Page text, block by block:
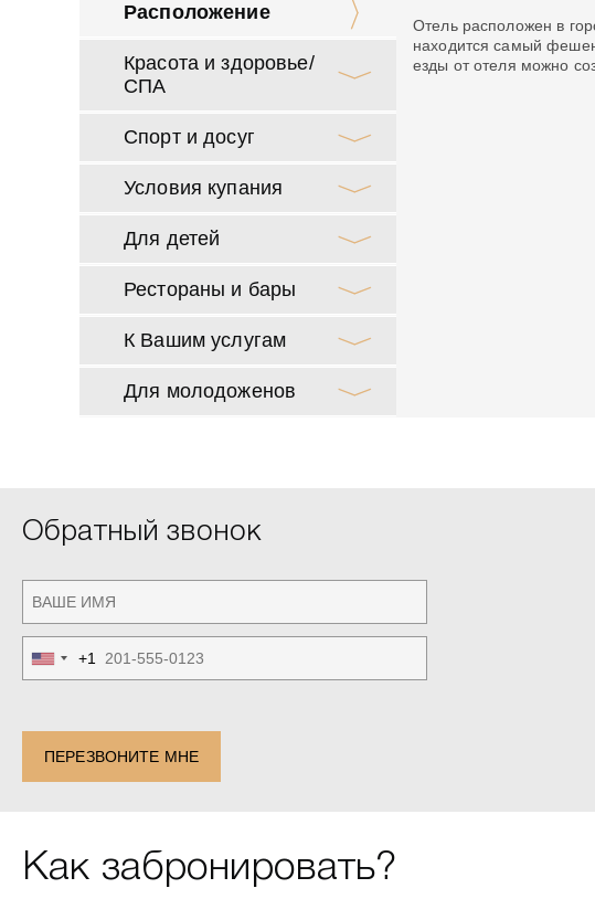
Расположение
Красота и здоровье/
СПА
Спорт и досуг
Условия купания
Для детей
Рестораны и бары
К Вашим услугам
Для молодоженов
Отель расположен в
находится самый
езды от отеля можно
Обратный звонок
United
States
+1
ПЕРЕЗВОНИТЕ МНЕ
Как забронировать?